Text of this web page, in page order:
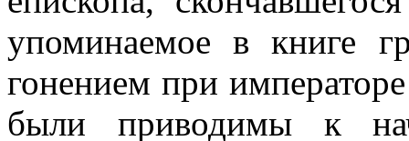
упоминаемое в книге
гонением при
были приводимы к